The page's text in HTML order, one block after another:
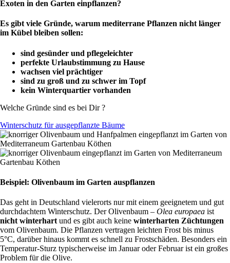
Exoten in den Garten einpflanzen?
Es gibt viele Gründe, warum mediterrane Pflanzen nicht länger
im Kübel bleiben sollen:
sind gesünder und pflegeleichter
perfekte Urlaubstimmung zu Hause
wachsen viel prächtiger
sind zu groß und zu schwer im Topf
kein Winterquartier vorhanden
Welche Gründe sind es bei Dir ?
Winterschutz für ausgepflanzte Bäume
Beispiel: Olivenbaum im Garten auspflanzen
Das geht in Deutschland vielerorts nur mit einem geeignetem und gut
durchdachtem Winterschutz. Der Olivenbaum – Olea europaea ist
nicht winterhart und es gibt auch keine winterharten Züchtungen
vom Olivenbaum. Die Pflanzen vertragen leichten Frost bis minus
5°C, darüber hinaus kommt es schnell zu Frostschäden. Besonders ein
Temperatur-Sturz typischerweise im Januar oder Februar ist ein großes
Problem für die Olive.